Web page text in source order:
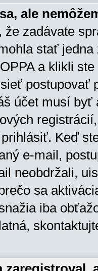
ale
že zadávate
stať
a klikli
postupovať
účet musí
Keď
e-mail,
neobdržali,
sa
iba